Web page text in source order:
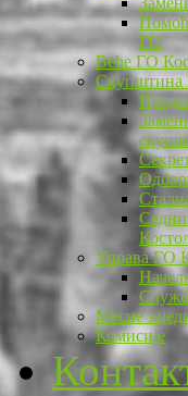
ГО
Веће ГО
Скупштина
Управа ГО
Месне
Комисије